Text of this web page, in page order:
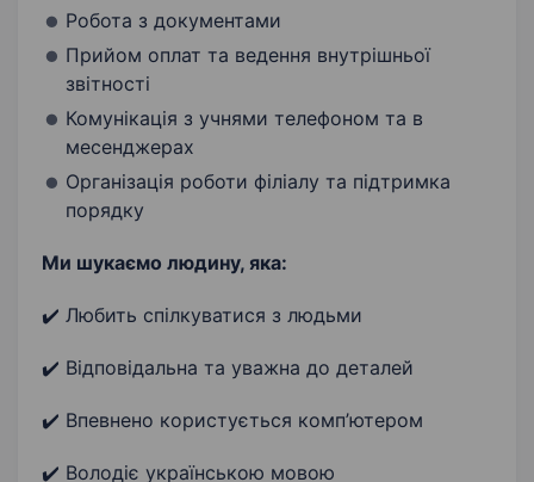
Робота з документами
Прийом оплат та ведення внутрішньої
звітності
Комунікація з учнями телефоном та в
месенджерах
Організація роботи філіалу та підтримка
порядку
Ми шукаємо людину, яка:
✔️ Любить спілкуватися з людьми
✔️ Відповідальна та уважна до деталей
✔️ Впевнено користується комп’ютером
✔️ Володіє українською мовою